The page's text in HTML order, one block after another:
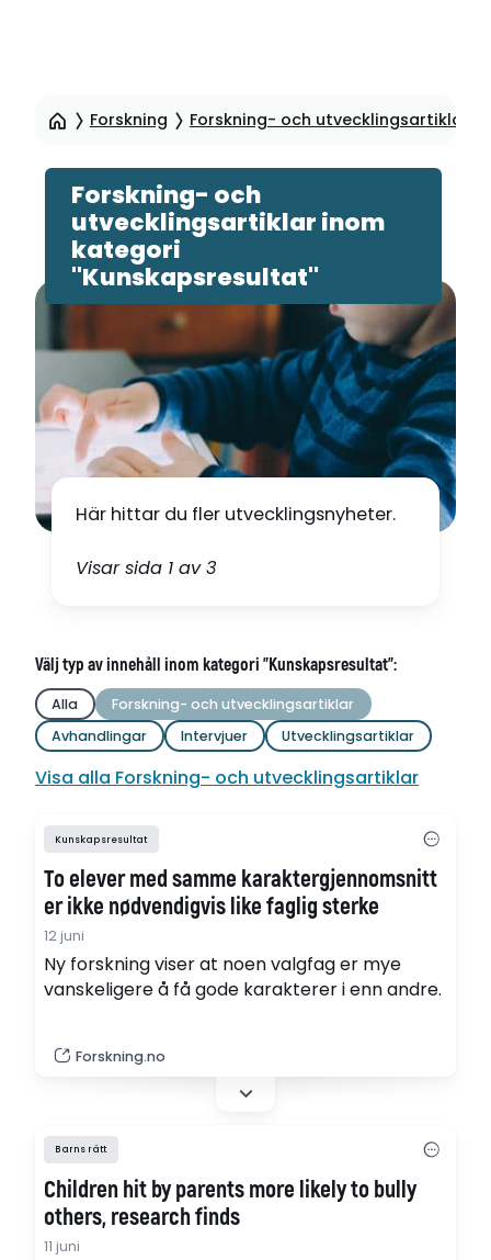
sidinnehåll
Forskning Forskning- och utvecklingsartiklar
Forskning- och
utvecklingsartiklar inom
kategori
"Kunskapsresultat"
Här hittar du fler utvecklingsnyheter.
Visar sida 1 av 3
Välj typ av innehåll inom kategori "Kunskapsresultat":
Alla
Forskning- och utvecklingsartiklar
Avhandlingar
Intervjuer Utvecklingsartiklar
Visa alla Forskning- och utvecklingsartiklar
Kunskapsresultat
To elever med samme karaktergjennomsnitt
er ikke nødvendigvis like faglig sterke
12 juni
Ny forskning viser at noen valgfag er mye
vanskeligere å få gode karakterer i enn andre.
Forskning.no
Barns rätt
Children hit by parents more likely to bully
others, research finds
11 juni